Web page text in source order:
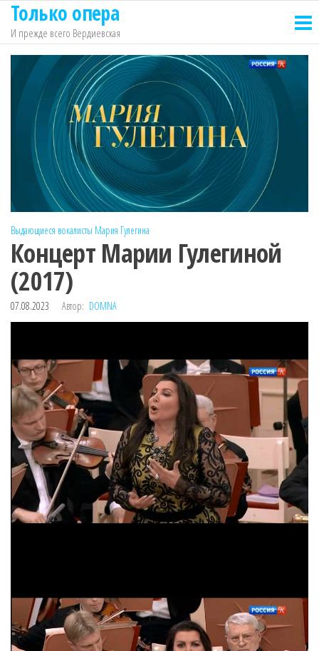
Перейти
содержимому
Только опера
И прежде всего Вердиевская
Выдающиеся вокалисты Мария Гулегина
Концерт Марии Гулегиной
(2017)
07.08.2023 Автор: DOMNA